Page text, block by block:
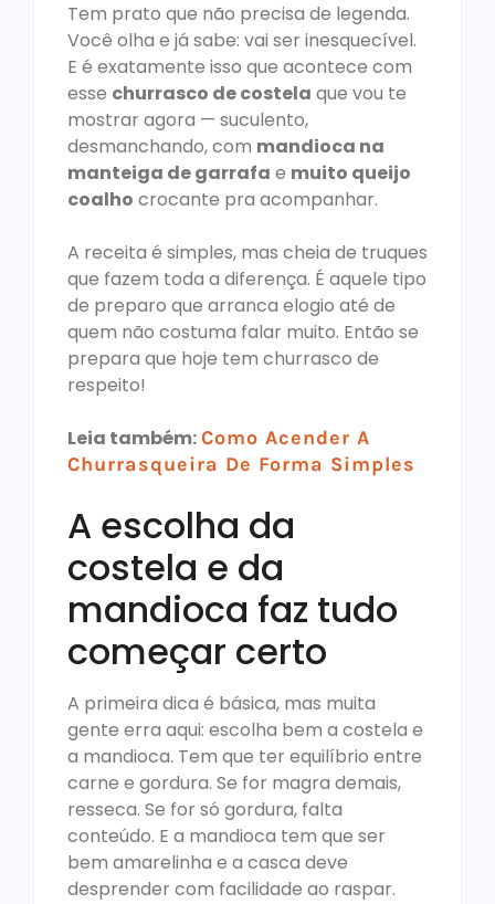
Tem prato que não precisa de legenda.
Você olha e já sabe: vai ser inesquecível.
E é exatamente isso que acontece com
esse churrasco de costela que vou te
mostrar agora — suculento,
desmanchando, com mandioca na
manteiga de garrafa e muito queijo
coalho crocante pra acompanhar.
A receita é simples, mas cheia de truques
que fazem toda a diferença. É aquele tipo
de preparo que arranca elogio até de
quem não costuma falar muito. Então se
prepara que hoje tem churrasco de
respeito!
Leia também:Como Acender A
Churrasqueira De Forma Simples
A escolha da
costela e da
mandioca faz tudo
começar certo
A primeira dica é básica, mas muita
gente erra aqui: escolha bem a costela e
a mandioca. Tem que ter equilíbrio entre
carne e gordura. Se for magra demais,
resseca. Se for só gordura, falta
conteúdo. E a mandioca tem que ser
bem amarelinha e a casca deve
desprender com facilidade ao raspar.